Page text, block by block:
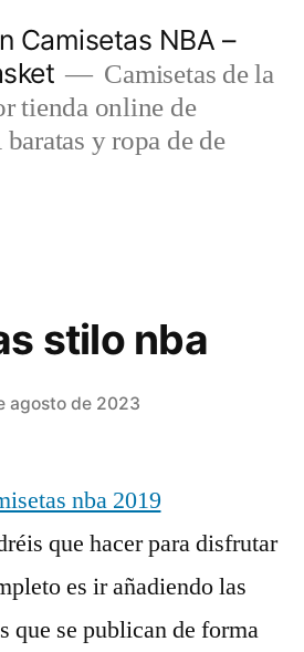
Camisetas NBA –
Camisetas de la
tienda online de
y ropa de de
stilo nba
agosto de 2023
que hacer para disfrutar
es ir añadiendo las
que se publican de forma